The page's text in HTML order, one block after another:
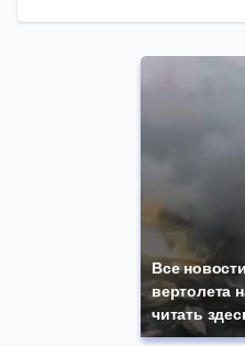
Все
вертолета
читать